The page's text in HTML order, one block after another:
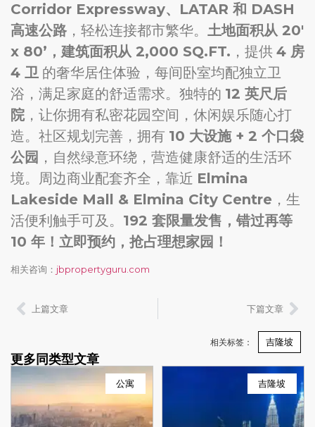
Corridor Expressway、LATAR 和 DASH
高速公路 ，轻松连接都市繁华。 土地面积从 20′
x 80’，建筑面积从 2,000 SQ.FT. ，提供 4 房
4 卫 的奢华居住体验，每间卧室均配独立卫
浴，满足家庭的舒适需求。独特的 12 英尺后
院，让你拥有私密花园空间，休闲娱乐随心打
造。社区规划完善，拥有 10 大设施 + 2 个口袋
公园 ，自然绿意环绕，营造健康舒适的生活环
境。周边商业配套齐全，靠近 Elmina
Lakeside Mall & Elmina City Centre ，生
活便利触手可及。 192 套限量发售，错过再等
10 年！立即预约，抢占理想家园！
相关咨询： jbpropertyguru.com
上篇文章 下篇文章
公寓 吉隆坡
相关标签： 吉隆坡
更多同类型文章